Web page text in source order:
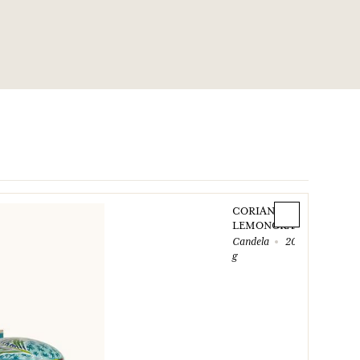
CORIANDRE
LEMONGRASS
Candela
200
g